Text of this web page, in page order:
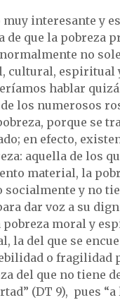
muy interesante y
de que la pobreza
no
cultural, espiritual
hablar
los numerosos
porque se
en efecto,
aquella de los
material, la
socialmente y no
dar voz a su
pobreza moral y
la del que se
o fragilidad
del que no tiene
(DT 9), pues “a